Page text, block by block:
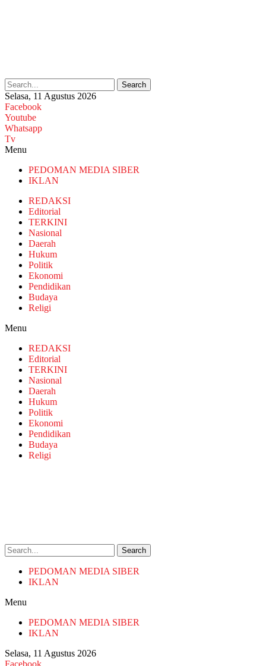
Search
Selasa, 11 Agustus 2026
Facebook
Youtube
Whatsapp
Tv
Menu
PEDOMAN MEDIA SIBER
IKLAN
REDAKSI
Editorial
TERKINI
Nasional
Daerah
Hukum
Politik
Ekonomi
Pendidikan
Budaya
Religi
Menu
REDAKSI
Editorial
TERKINI
Nasional
Daerah
Hukum
Politik
Ekonomi
Pendidikan
Budaya
Religi
Search
PEDOMAN MEDIA SIBER
IKLAN
Menu
PEDOMAN MEDIA SIBER
IKLAN
Selasa, 11 Agustus 2026
Facebook